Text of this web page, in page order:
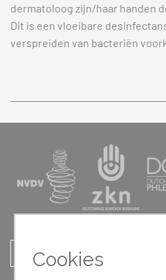
dermatoloog zijn/haar handen
Dit is een vloeibare
verspreiden van bacteriën
Afspraak maken
Cookies